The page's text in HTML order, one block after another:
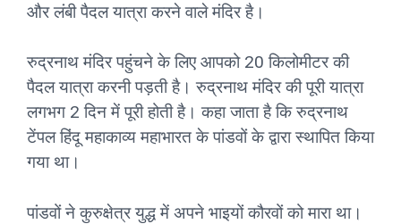
और लंबी पैदल यात्रा करने वाले मंदिर है।
रुद्रनाथ मंदिर पहुंचने के लिए आपको 20 किलोमीटर की
पैदल यात्रा करनी पड़ती है। रुद्रनाथ मंदिर की पूरी यात्रा
लगभग 2 दिन में पूरी होती है। कहा जाता है कि रुद्रनाथ
टेंपल हिंदू महाकाव्य महाभारत के पांडवों के द्वारा स्थापित किया
गया था।
पांडवों ने कुरुक्षेत्र युद्ध में अपने भाइयों कौरवों को मारा था।